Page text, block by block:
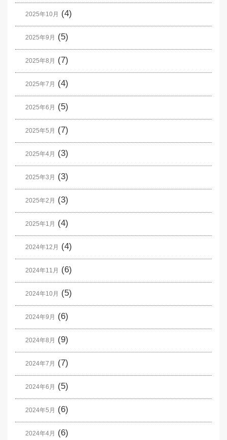
2025年10月 (4)
2025年9月 (5)
2025年8月 (7)
2025年7月 (4)
2025年6月 (5)
2025年5月 (7)
2025年4月 (3)
2025年3月 (3)
2025年2月 (3)
2025年1月 (4)
2024年12月 (4)
2024年11月 (6)
2024年10月 (5)
2024年9月 (6)
2024年8月 (9)
2024年7月 (7)
2024年6月 (5)
2024年5月 (6)
2024年4月 (6)